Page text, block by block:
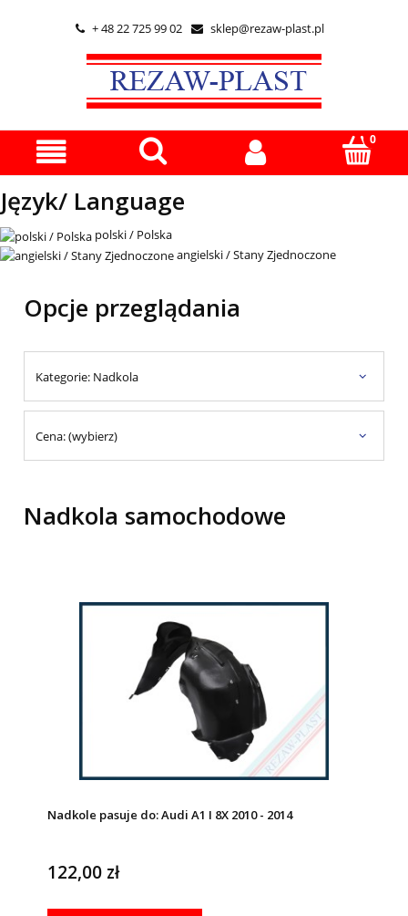
 + 48 22 725 99 02  sklep@rezaw-plast.pl
Język/ Language
polski / Polska
angielski / Stany Zjednoczone
Opcje przeglądania
Kategorie: Nadkola
Cena: (wybierz)
Nadkola samochodowe
Nadkole pasuje do: Audi A1 I 8X 2010 - 2014
122,00 zł